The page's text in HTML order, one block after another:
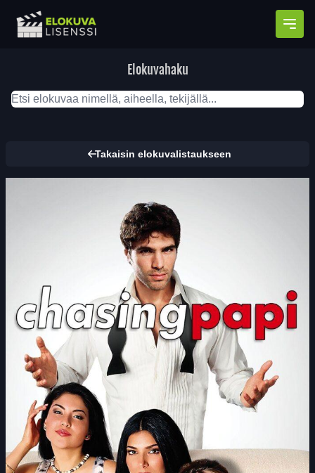
Elokuvahaku
Takaisin elokuvalistaukseen